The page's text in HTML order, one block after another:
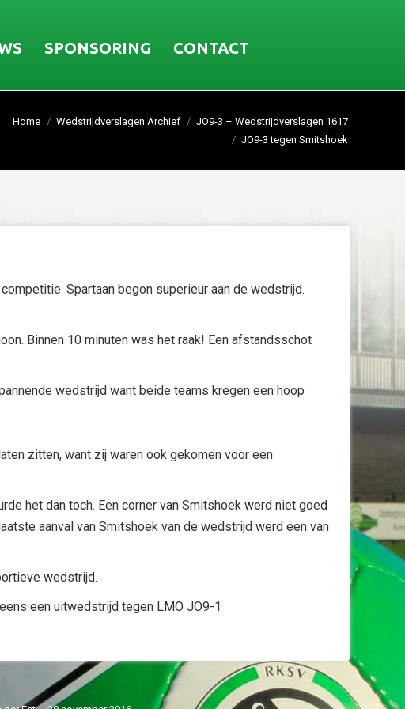
SPONSORING CONTACT
Home Wedstrijdverslagen Archief
JO9-3 – Wedstrijdverslagen 1617
JO9-3 tegen Smitshoek
Spartaan begon superieur aan de wedstrijd.
Binnen 10 minuten was het raak! Een afstandsschot
wedstrijd want beide teams kregen een hoop
zitten, want zij waren ook gekomen voor een
het dan toch. Een corner van Smitshoek werd niet goed
aanval van Smitshoek van de wedstrijd werd een van
wedstrijd.
een uitwedstrijd tegen LMO JO9-1